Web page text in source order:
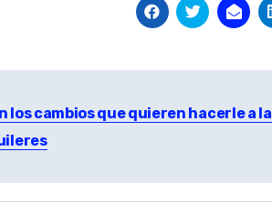
los cambios que quieren hacerle a la